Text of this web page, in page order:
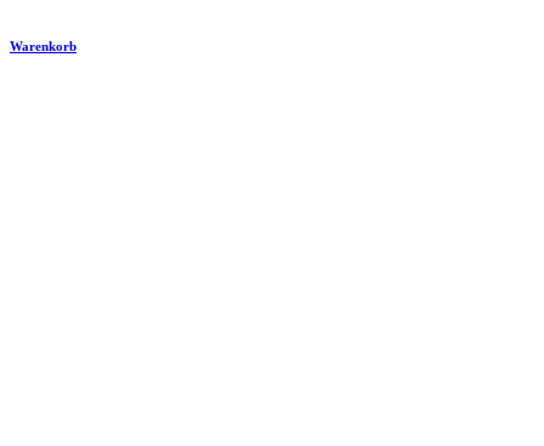
Warenkorb